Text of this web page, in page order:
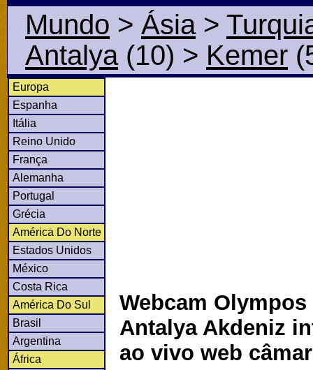
Mundo > Ásia>
Antalya(10) > Kemer
Europa
Espanha
Itália
Reino Unido
França
Alemanha
Portugal
Grécia
América Do Norte
Estados Unidos
México
Costa Rica
América Do Sul
Brasil
Argentina
África
Webcam Olympos
Antalya Akdeniz
ao vivo web